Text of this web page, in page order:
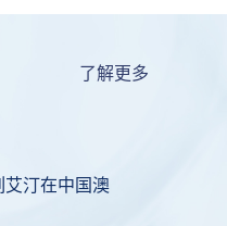
了解更多
艾汀在中国澳